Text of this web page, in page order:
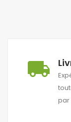
local_shipping
par